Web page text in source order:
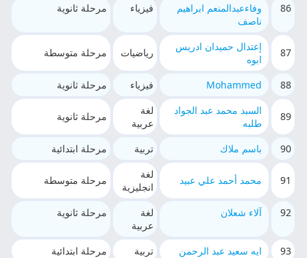
86
وفاءعبدالمنعم ابراهيم
ناصف
فيزياء مرحلة ثانوية
87
إعتدال حميدان ادريس
ابوه
رياضيات مرحلة متوسطة
88
Mohammed فيزياء مرحلة ثانوية
89
السبد محمد عبد الجواد
طلبه
لغة
عربية
مرحلة ثانوية
90 باسم ملاك تربية مرحلة ابتدائية
91 محمد أحمد علي عبيد
لغة
انجليزية
مرحلة متوسطة
92 آلاء شعلان
لغة
عربية
مرحلة ثانوية
93 ايه سعيد عبد الرحمن تربية
مرحلة ابتدائية